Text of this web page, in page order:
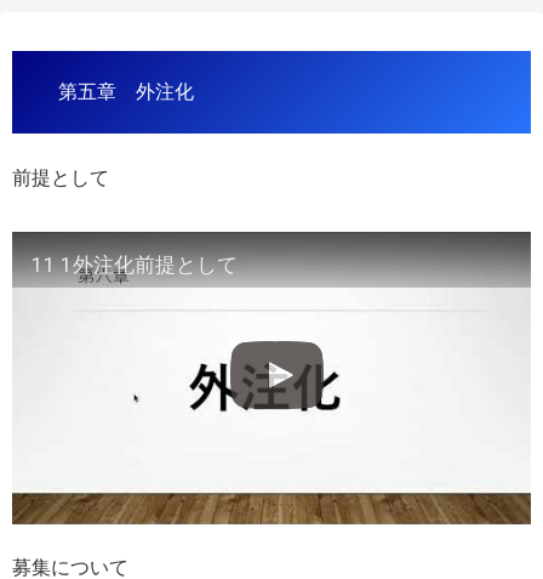
第五章 外注化
前提として
11 1外注化前提として
募集について